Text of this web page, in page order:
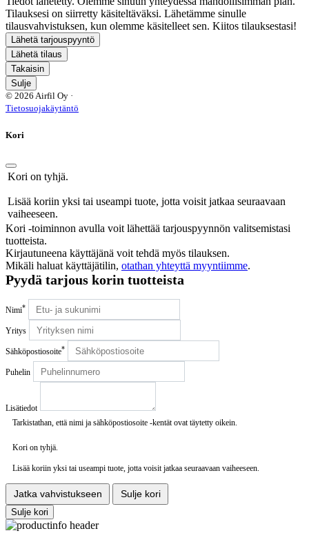
Tilauksesi on siirretty käsiteltäväksi. Lähetämme sinulle
tilausvahvistuksen, kun olemme käsitelleet sen. Kiitos tilauksestasi!
Lähetä tarjouspyyntö
Lähetä tilaus
Takaisin
Sulje
© 2026 Airfil Oy ·
Tietosuojakäytäntö
Kori
Kori on tyhjä.
Lisää koriin yksi tai useampi tuote, jotta voisit jatkaa seuraavaan
vaiheeseen.
Kori -toiminnon avulla voit lähettää tarjouspyynnön valitsemistasi
tuotteista.
Kirjautuneena käyttäjänä voit tehdä myös tilauksen.
Mikäli haluat käyttäjätilin, otathan yhteyttä myyntiimme.
Pyydä tarjous korin tuotteista
Nimi*
Yritys
Sähköpostiosoite*
Puhelin
Lisätiedot
Tarkistathan, että nimi ja sähköpostiosoite -kentät ovat täytetty oikein.
Kori on tyhjä.
Lisää koriin yksi tai useampi tuote, jotta voisit jatkaa seuraavaan vaiheeseen.
Jatka vahvistukseen
Sulje kori
Sulje kori